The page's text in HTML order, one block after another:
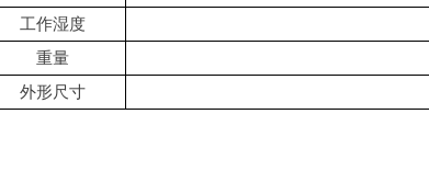
工作湿度
重量
外形尺寸